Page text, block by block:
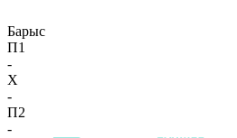
Барыс
П1
-
X
-
П2
-